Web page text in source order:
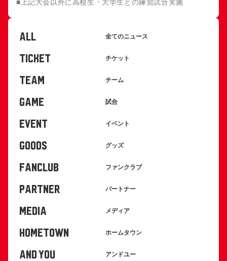
ALL 全てのニュース
TICKET チケット
TEAM チーム
GAME 試合
EVENT イベント
GOODS グッズ
FANCLUB ファンクラブ
PARTNER パートナー
MEDIA メディア
HOMETOWN ホームタウン
AND YOU アンドユー